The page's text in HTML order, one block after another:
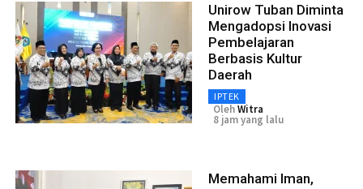
Unirow Tuban Diminta
Mengadopsi Inovasi
Pembelajaran
Berbasis Kultur
Daerah
IPTEK
OlehWitra
8 jam yang lalu
Memahami Iman,